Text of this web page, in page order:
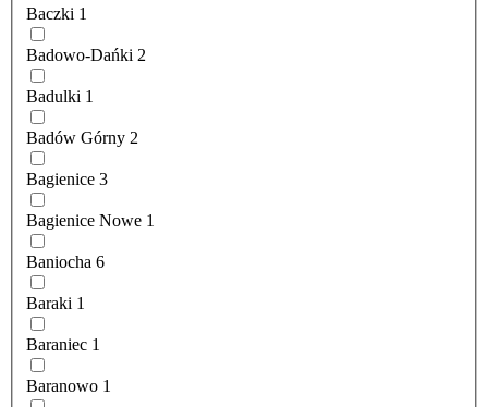
Baczki 1
Badowo-Dańki 2
Badulki 1
Badów Górny 2
Bagienice 3
Bagienice Nowe 1
Baniocha 6
Baraki 1
Baraniec 1
Baranowo 1